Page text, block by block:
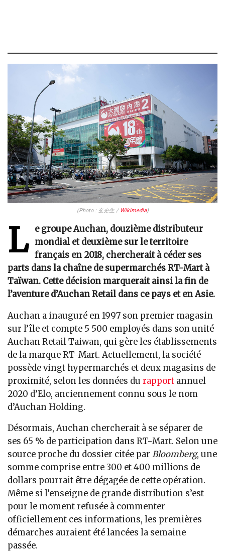
(Photo : 玄史生 / Wikimedia)
L
e groupe Auchan, douzième distributeur
mondial et deuxième sur le territoire
français en 2018, chercherait à céder ses
parts dans la chaîne de supermarchés RT-Mart à
Taïwan. Cette décision marquerait ainsi la fin de
l’aventure d’Auchan Retail dans ce pays et en Asie.
Auchan a inauguré en 1997 son premier magasin
sur l’île et compte 5 500 employés dans son unité
Auchan Retail Taiwan, qui gère les établissements
de la marque RT-Mart. Actuellement, la société
possède vingt hypermarchés et deux magasins de
proximité, selon les données du rapport annuel
2020 d’Elo, anciennement connu sous le nom
d’Auchan Holding.
Désormais, Auchan chercherait à se séparer de
ses 65 % de participation dans RT-Mart. Selon une
source proche du dossier citée par Bloomberg, une
somme comprise entre 300 et 400 millions de
dollars pourrait être dégagée de cette opération.
Même si l’enseigne de grande distribution s’est
pour le moment refusée à commenter
officiellement ces informations, les premières
démarches auraient été lancées la semaine
passée.